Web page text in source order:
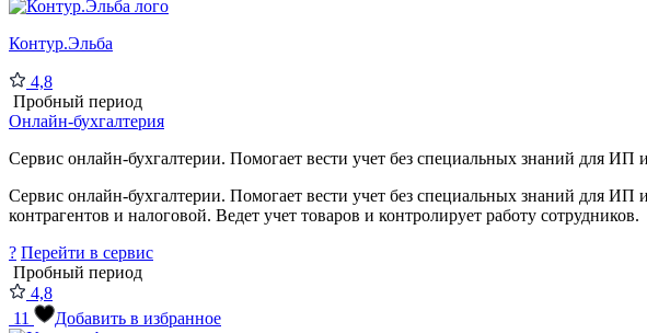
Контур.Эльба
4,8
Пробный период
Онлайн-бухгалтерия
Сервис онлайн-бухгалтерии. Помогает вести учет без специальных знаний для ИП
Сервис онлайн-бухгалтерии. Помогает вести учет без специальных знаний для
контрагентов и налоговой. Ведет учет товаров и контролирует работу сотрудников.
? Перейти в сервис
Пробный период
4,8
11
Добавить в избранное